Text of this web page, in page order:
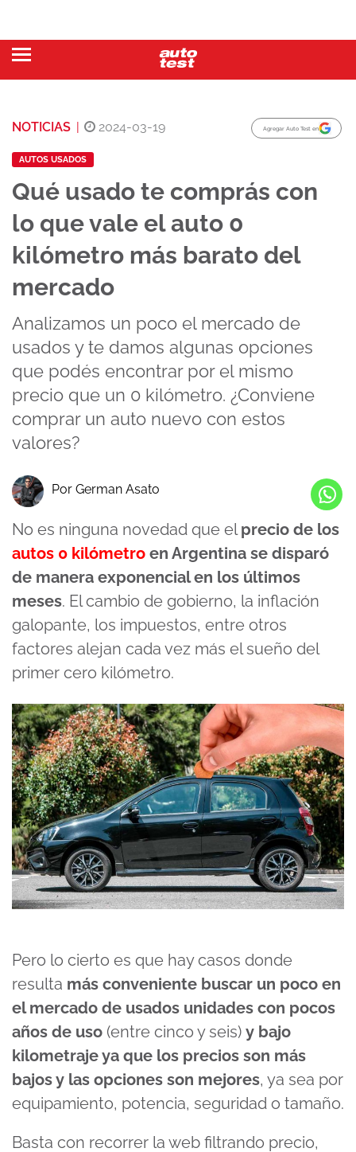
NOTICIAS | 2024-03-19 Agregar Auto Test en
AUTOS USADOS
Qué usado te comprás con
lo que vale el auto 0
kilómetro más barato del
mercado
Analizamos un poco el mercado de
usados y te damos algunas opciones
que podés encontrar por el mismo
precio que un 0 kilómetro. ¿Conviene
comprar un auto nuevo con estos
valores?
Por German Asato
No es ninguna novedad que elprecio de los
autos 0 kilómetro en Argentina se disparó
de manera exponencial en los últimos
meses. El cambio de gobierno, la inflación
galopante, los impuestos, entre otros
factores alejan cada vez más el sueño del
primer cero kilómetro.
Pero lo cierto es que hay casos donde
resulta más conveniente buscar un poco en
el mercado de usados unidades con pocos
años de uso (entre cinco y seis) y bajo
kilometraje ya que los precios son más
bajos y las opciones son mejores, ya sea por
equipamiento, potencia, seguridad o tamaño.
Basta con recorrer la web filtrando precio,